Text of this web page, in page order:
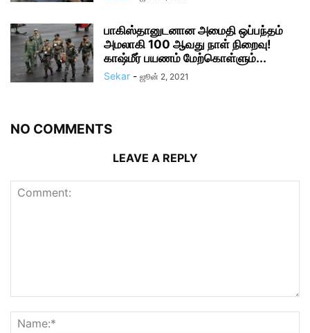
பாகிஸ்தானுடனான அமைதி ஒப்பந்தம்
அமலாகி 100 ஆவது நாள் நிறைவு!
காஷ்மீர் பயணம் மேற்கொள்ளும்...
Sekar - ஜூன் 2, 2021
NO COMMENTS
LEAVE A REPLY